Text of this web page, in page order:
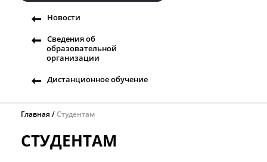
Новости
Сведения об
образовательной
организации
Дистанционное обучение
Главная Студентам
СТУДЕНТАМ